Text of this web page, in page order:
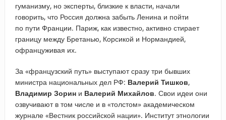
гуманизму, но эксперты, близкие к власти, начали
говорить, что Россия должна забыть Ленина и пойти
по пути Франции. Париж, как известно, активно стирает
границу между Бретанью, Корсикой и Нормандией,
офранцуживая их.
За «французский путь» выступают сразу три бывших
министра национальных дел РФ: Валерий Тишков,
Владимир Зорини Валерий Михайлов. Свои идеи они
озвучивают в том числе и в «толстом» академическом
журнале «Вестник российской нации». Институт этнологии